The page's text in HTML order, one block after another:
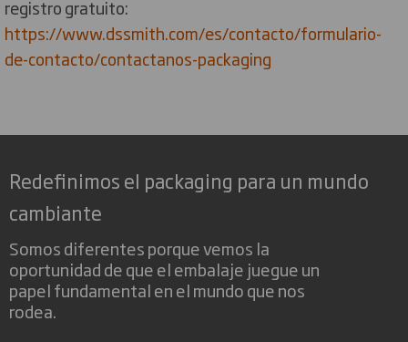
registro gratuito:
https://www.dssmith.com/es/contacto/formulario-
de-contacto/contactanos-packaging
Redefinimos el packaging para un mundo
cambiante
Somos diferentes porque vemos la
oportunidad de que el embalaje juegue un
papel fundamental en el mundo que nos
rodea.